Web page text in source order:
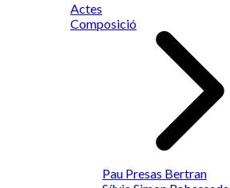
Actes
Composició
Pau Presas Bertran